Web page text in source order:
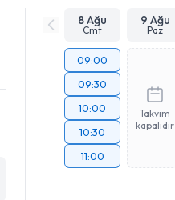
8 Ağu
Cmt
9 Ağu
Paz
09:00
09:30
10:00
10:30
11:00
Takvim
kapalıdır